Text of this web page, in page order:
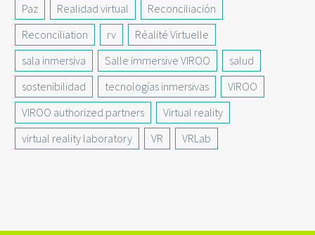
Paz
Realidad virtual
Reconciliación
Reconciliation
rv
Réalité Virtuelle
sala inmersiva
Salle immersive VIROO
salud
sostenibilidad
tecnologías inmersivas
VIROO
VIROO authorized partners
Virtual reality
virtual reality laboratory
VR VRLab